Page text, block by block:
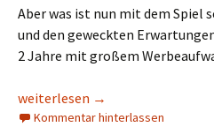
Aber was ist nun mit dem Spiel
und den geweckten
2 Jahre mit großem
London calling – Watchdogs
weiterlesen →
Kommentar hinterlassen